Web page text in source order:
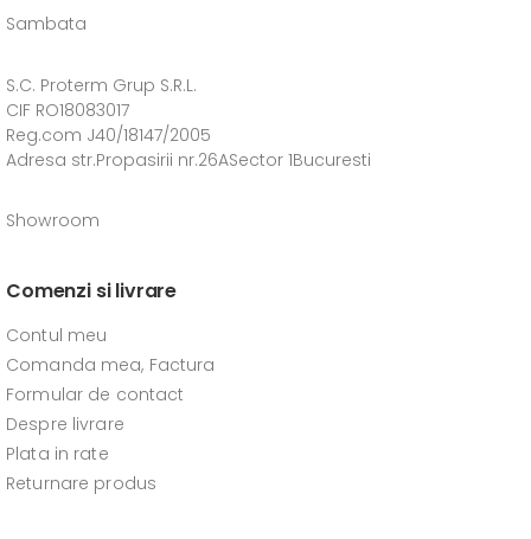
Sambata
S.C. Proterm Grup S.R.L.
CIF RO18083017
Reg.com J40/18147/2005
Adresa str.Propasirii nr.26ASector 1Bucuresti
Showroom
Comenzi si livrare
Contul meu
Comanda mea, Factura
Formular de contact
Despre livrare
Plata in rate
Returnare produs